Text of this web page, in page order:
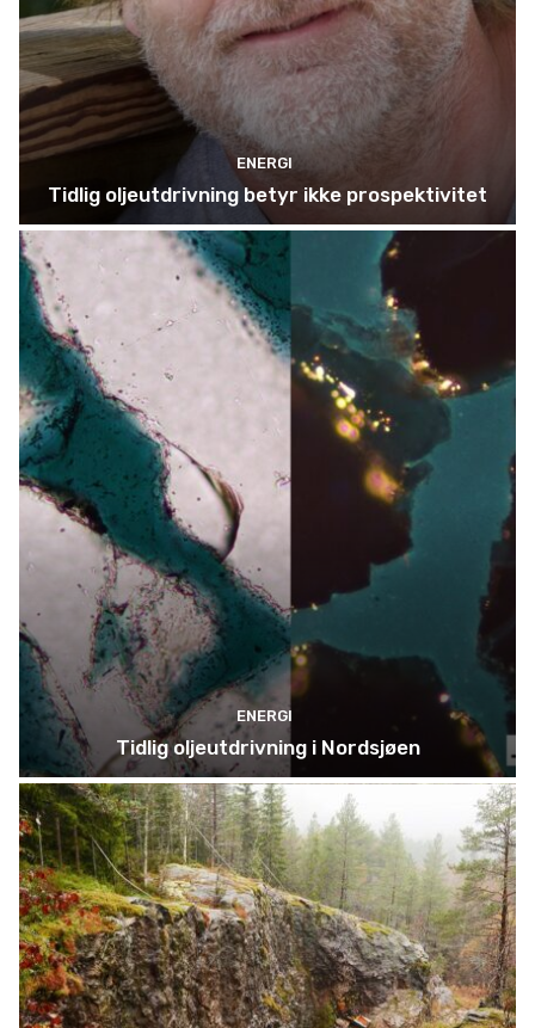
ENERGI
Tidlig oljeutdrivning betyr ikke prospektivitet
ENERGI
Tidlig oljeutdrivning i Nordsjøen